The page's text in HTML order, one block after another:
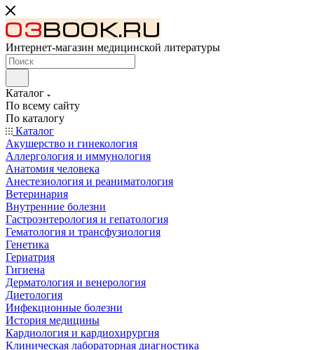
Интернет-магазин медицинской литературы
Каталог
По всему сайту
По каталогу
Каталог
Акушерство и гинекология
Аллергология и иммунология
Анатомия человека
Анестезиология и реаниматология
Ветеринария
Внутренние болезни
Гастроэнтерология и гепатология
Гематология и трансфузиология
Генетика
Гериатрия
Гигиена
Дерматология и венерология
Диетология
Инфекционные болезни
История медицины
Кардиология и кардиохирургия
Клиническая лабораторная диагностика